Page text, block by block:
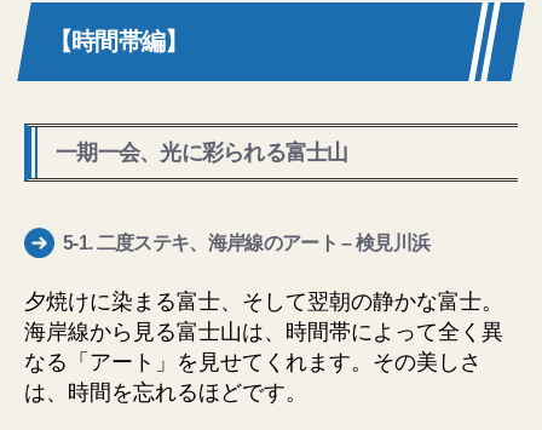
【時間帯編】
一期一会、光に彩られる富士山
5-1.二度ステキ、海岸線のアート – 検見川浜
夕焼けに染まる富士、そして翌朝の静かな富士。
海岸線から見る富士山は、時間帯によって全く異
なる「アート」を見せてくれます。その美しさ
は、時間を忘れるほどです。